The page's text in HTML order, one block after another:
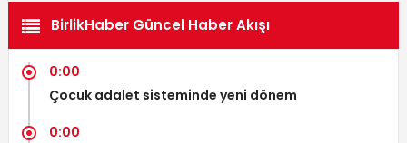
BirlikHaber Güncel Haber Akışı
0:00
Çocuk adalet sisteminde yeni dönem
0:00